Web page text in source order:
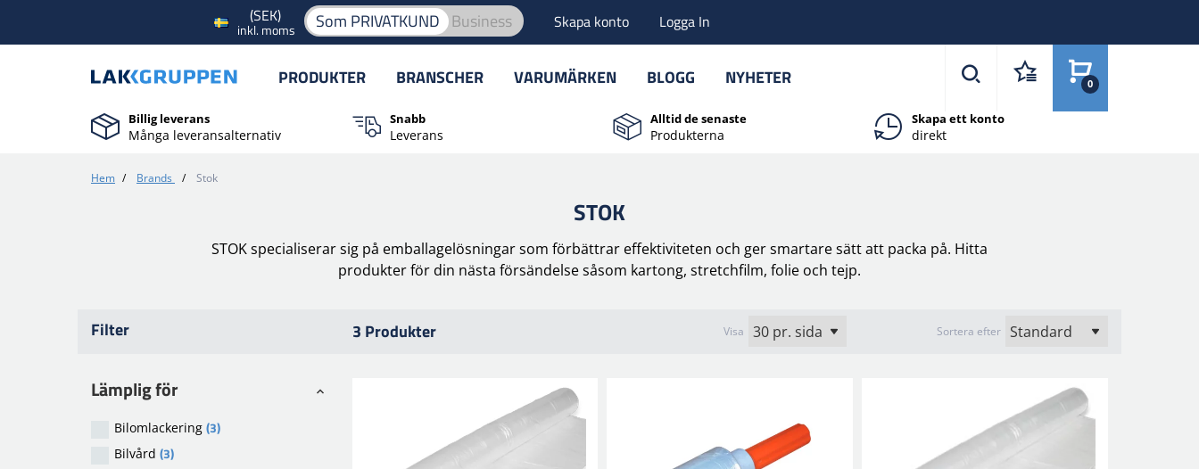
(SEK)
inkl. moms Som PRIVATKUND Business Skapa konto Logga In
PRODUKTER BRANSCHER VARUMÄRKEN BLOGG NYHETER 0
Billig leverans
Många leveransalternativ
Snabb
Leverans
Alltid de senaste
Produkterna
Skapa ett konto
direkt
Hem / Brands / Stok
STOK
STOK specialiserar sig på emballagelösningar som förbättrar effektiviteten och ger smartare sätt att packa på. Hitta
produkter för din nästa försändelse såsom kartong, stretchfilm, folie och tejp.
Filter
Lämplig för
Bilomlackering (3)
Bilvård (3)
3 Produkter Visa Sortera efter